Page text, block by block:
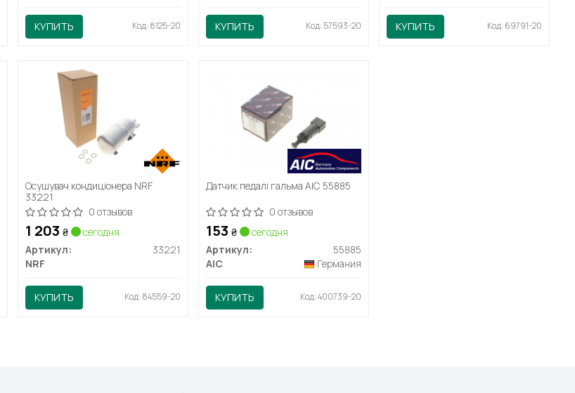
КУПИТЬ Код: 8125-20 КУПИТЬ Код: 57593-20 КУПИТЬ Код: 69791-20
Осушувач кондиціонера NRF
33221
0 отзывов
1 203 ₴
сегодня
Артикул:
33221
NRF
КУПИТЬ Код: 84559-20
Датчик педалі гальма AIC 55885
0 отзывов
153 ₴
сегодня
Артикул:
55885
AIC
Германия
КУПИТЬ Код: 400739-20